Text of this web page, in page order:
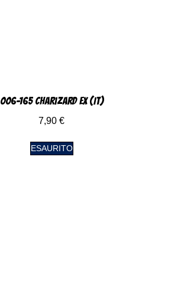
006-165 Charizard EX (IT)
7,90 €
ESAURITO